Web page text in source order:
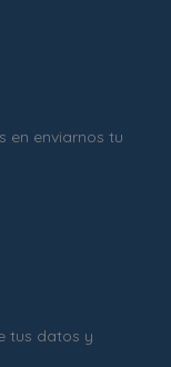
en enviarnos tu
tus datos y